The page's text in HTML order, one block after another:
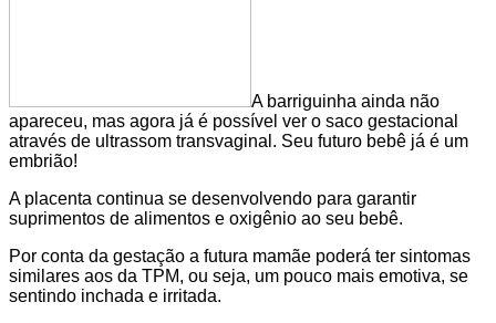
A barriguinha ainda não
apareceu, mas agora já é possível ver o saco gestacional
através de ultrassom transvaginal. Seu futuro bebê já é um
embrião!
A placenta continua se desenvolvendo para garantir
suprimentos de alimentos e oxigênio ao seu bebê.
Por conta da gestação a futura mamãe poderá ter sintomas
similares aos da TPM, ou seja, um pouco mais emotiva, se
sentindo inchada e irritada.